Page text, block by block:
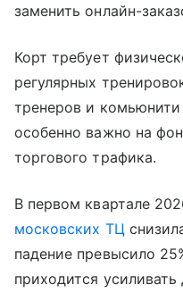
заменить онлайн-
Корт требует
регулярных
тренеров и
особенно важно на
торгового трафика.
В первом квартале
московских ТЦ
падение превысило
приходится